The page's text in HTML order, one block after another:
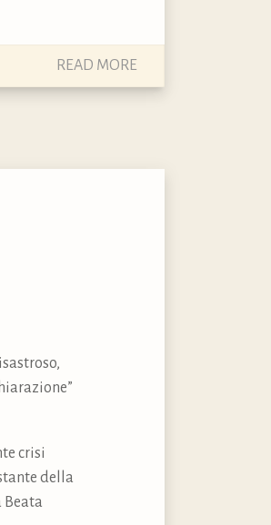
READ MORE
crisi
della
Beata